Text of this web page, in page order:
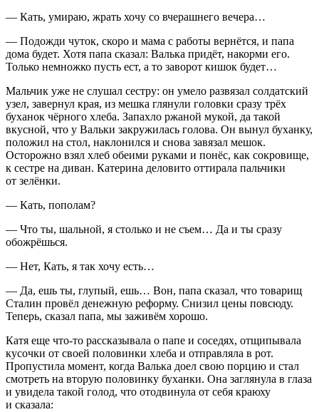
— Кать, умираю, жрать хочу со вчерашнего вечера…
— Подожди чуток, скоро и мама с работы вернётся, и папа
дома будет. Хотя папа сказал: Валька придёт, накорми его.
Только немножко пусть ест, а то заворот кишок будет…
Мальчик уже не слушал сестру: он умело развязал солдатский
узел, завернул края, из мешка глянули головки сразу трёх
буханок чёрного хлеба. Запахло ржаной мукой, да такой
вкусной, что у Вальки закружилась голова. Он вынул буханку,
положил на стол, наклонился и снова завязал мешок.
Осторожно взял хлеб обеими руками и понёс, как сокровище,
к сестре на диван. Катерина деловито оттирала пальчики
от зелёнки.
— Кать, пополам?
— Что ты, шальной, я столько и не съем… Да и ты сразу
обожрёшься.
— Нет, Кать, я так хочу есть…
— Да, ешь ты, глупый, ешь… Вон, папа сказал, что товарищ
Сталин провёл денежную реформу. Снизил цены повсюду.
Теперь, сказал папа, мы заживём хорошо.
Катя еще что-то рассказывала о папе и соседях, отщипывала
кусочки от своей половинки хлеба и отправляла в рот.
Пропустила момент, когда Валька доел свою порцию и стал
смотреть на вторую половинку буханки. Она заглянула в глаза
и увидела такой голод, что отодвинула от себя краюху
и сказала: